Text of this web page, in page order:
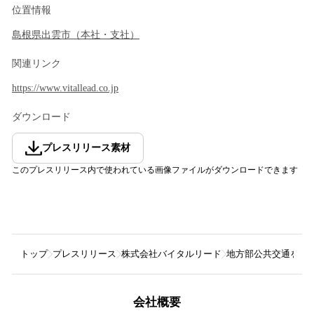
位置情報
島根県出雲市 （本社・支社 ）
関連リンク
https://www.vitallead.co.jp
ダウンロード
プレスリリース素材
このプレスリリース内で使われている画像ファイルがダウンロードできます
トップ プレスリリース 株式会社バイタルリード 地方部公共交通をタ
会社概要